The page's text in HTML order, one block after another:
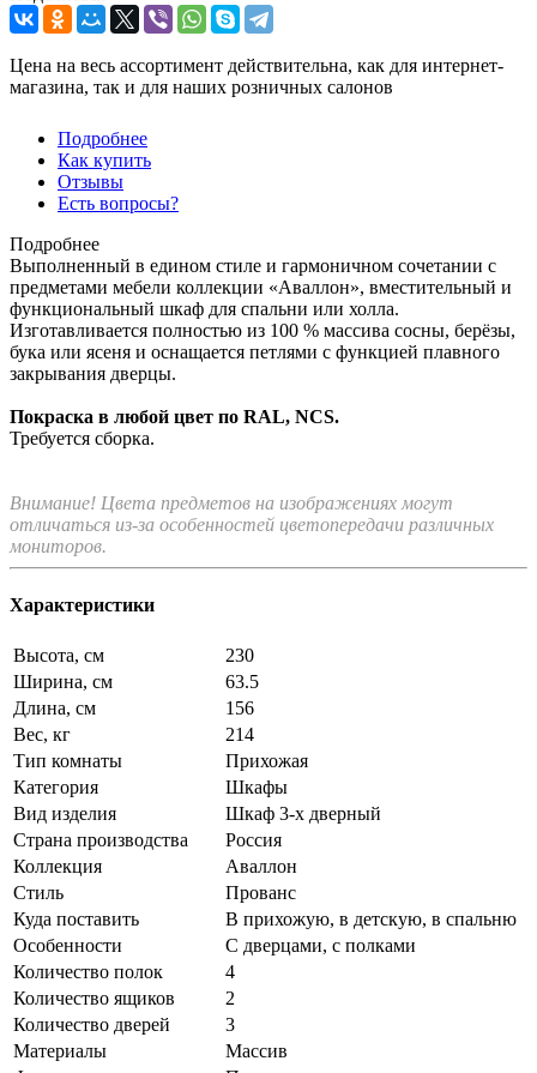
Цена на весь ассортимент действительна, как для интернет-
магазина, так и для наших розничных салонов
Подробнее
Как купить
Отзывы
Есть вопросы?
Подробнее
Выполненный в едином стиле и гармоничном сочетании с
предметами мебели коллекции «Аваллон», вместительный и
функциональный шкаф для спальни или холла.
Изготавливается полностью из 100 % массива сосны, берёзы,
бука или ясеня и оснащается петлями с функцией плавного
закрывания дверцы.
Покраска в любой цвет по RAL, NCS.
Требуется сборка.
Внимание! Цвета предметов на изображениях могут
отличаться из-за особенностей цветопередачи различных
мониторов.
Характеристики
Высота, см
230
Ширина, см
63.5
Длина, см
156
Вес, кг
214
Тип комнаты
Прихожая
Категория
Шкафы
Вид изделия
Шкаф 3-х дверный
Страна производства
Россия
Коллекция
Аваллон
Стиль
Прованс
Куда поставить
В прихожую, в детскую, в спальню
Особенности
С дверцами, с полками
Количество полок
4
Количество ящиков
2
Количество дверей
3
Материалы
Массив